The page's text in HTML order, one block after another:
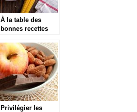
À la table des
bonnes recettes
Privilégier les